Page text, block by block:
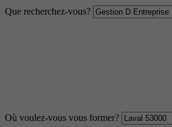
Que recherchez-vous?
Où voulez-vous vous former?